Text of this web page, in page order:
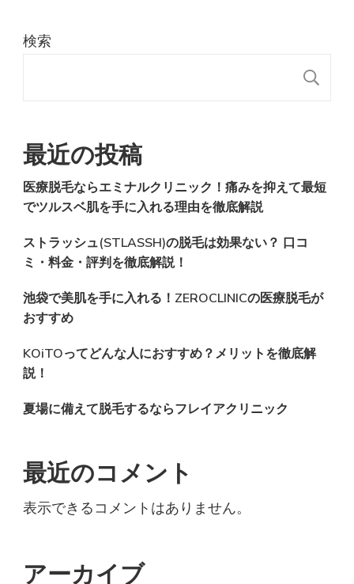
検索
最近の投稿
医療脱毛ならエミナルクリニック！痛みを抑えて最短
でツルスベ肌を手に入れる理由を徹底解説
ストラッシュ(STLASSH)の脱毛は効果ない？ 口コ
ミ・料金・評判を徹底解説！
池袋で美肌を手に入れる！ZEROCLINICの医療脱毛が
おすすめ
KOiTOってどんな人におすすめ？メリットを徹底解
説！
夏場に備えて脱毛するならフレイアクリニック
最近のコメント
表示できるコメントはありません。
アーカイブ